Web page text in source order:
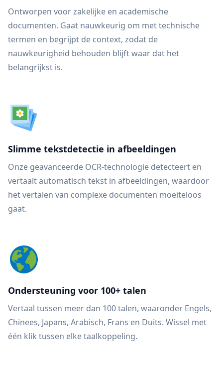
Ontworpen voor zakelijke en academische
documenten. Gaat nauwkeurig om met technische
termen en begrijpt de context, zodat de
nauwkeurigheid behouden blijft waar dat het
belangrijkst is.
Slimme tekstdetectie in afbeeldingen
Onze geavanceerde OCR-technologie detecteert en
vertaalt automatisch tekst in afbeeldingen, waardoor
het vertalen van complexe documenten moeiteloos
gaat.
Ondersteuning voor 100+ talen
Vertaal tussen meer dan 100 talen, waaronder Engels,
Chinees, Japans, Arabisch, Frans en Duits. Wissel met
één klik tussen elke taalkoppeling.